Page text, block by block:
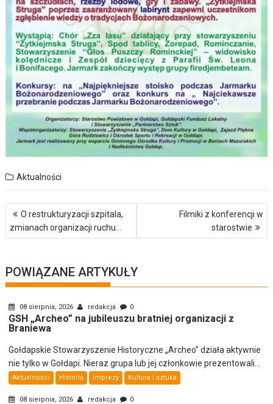
Aktualności
Nawigacja
wpisu
O restrukturyzacji szpitala,
zmianach organizacji ruchu…
Filmiki z konferencji w
starostwie
POWIĄZANE ARTYKUŁY
08 sierpnia, 2026 redakcja 0
GSH „Archeo” na jubileuszu bratniej organizacji z
Braniewa
Gołdapskie Stowarzyszenie Historyczne „Archeo” działa aktywnie
nie tylko w Gołdapi. Nieraz grupa lub jej członkowie prezentowali...
Aktualności Historia Imprezy Kultura i sztuka
08 sierpnia, 2026 redakcja 0